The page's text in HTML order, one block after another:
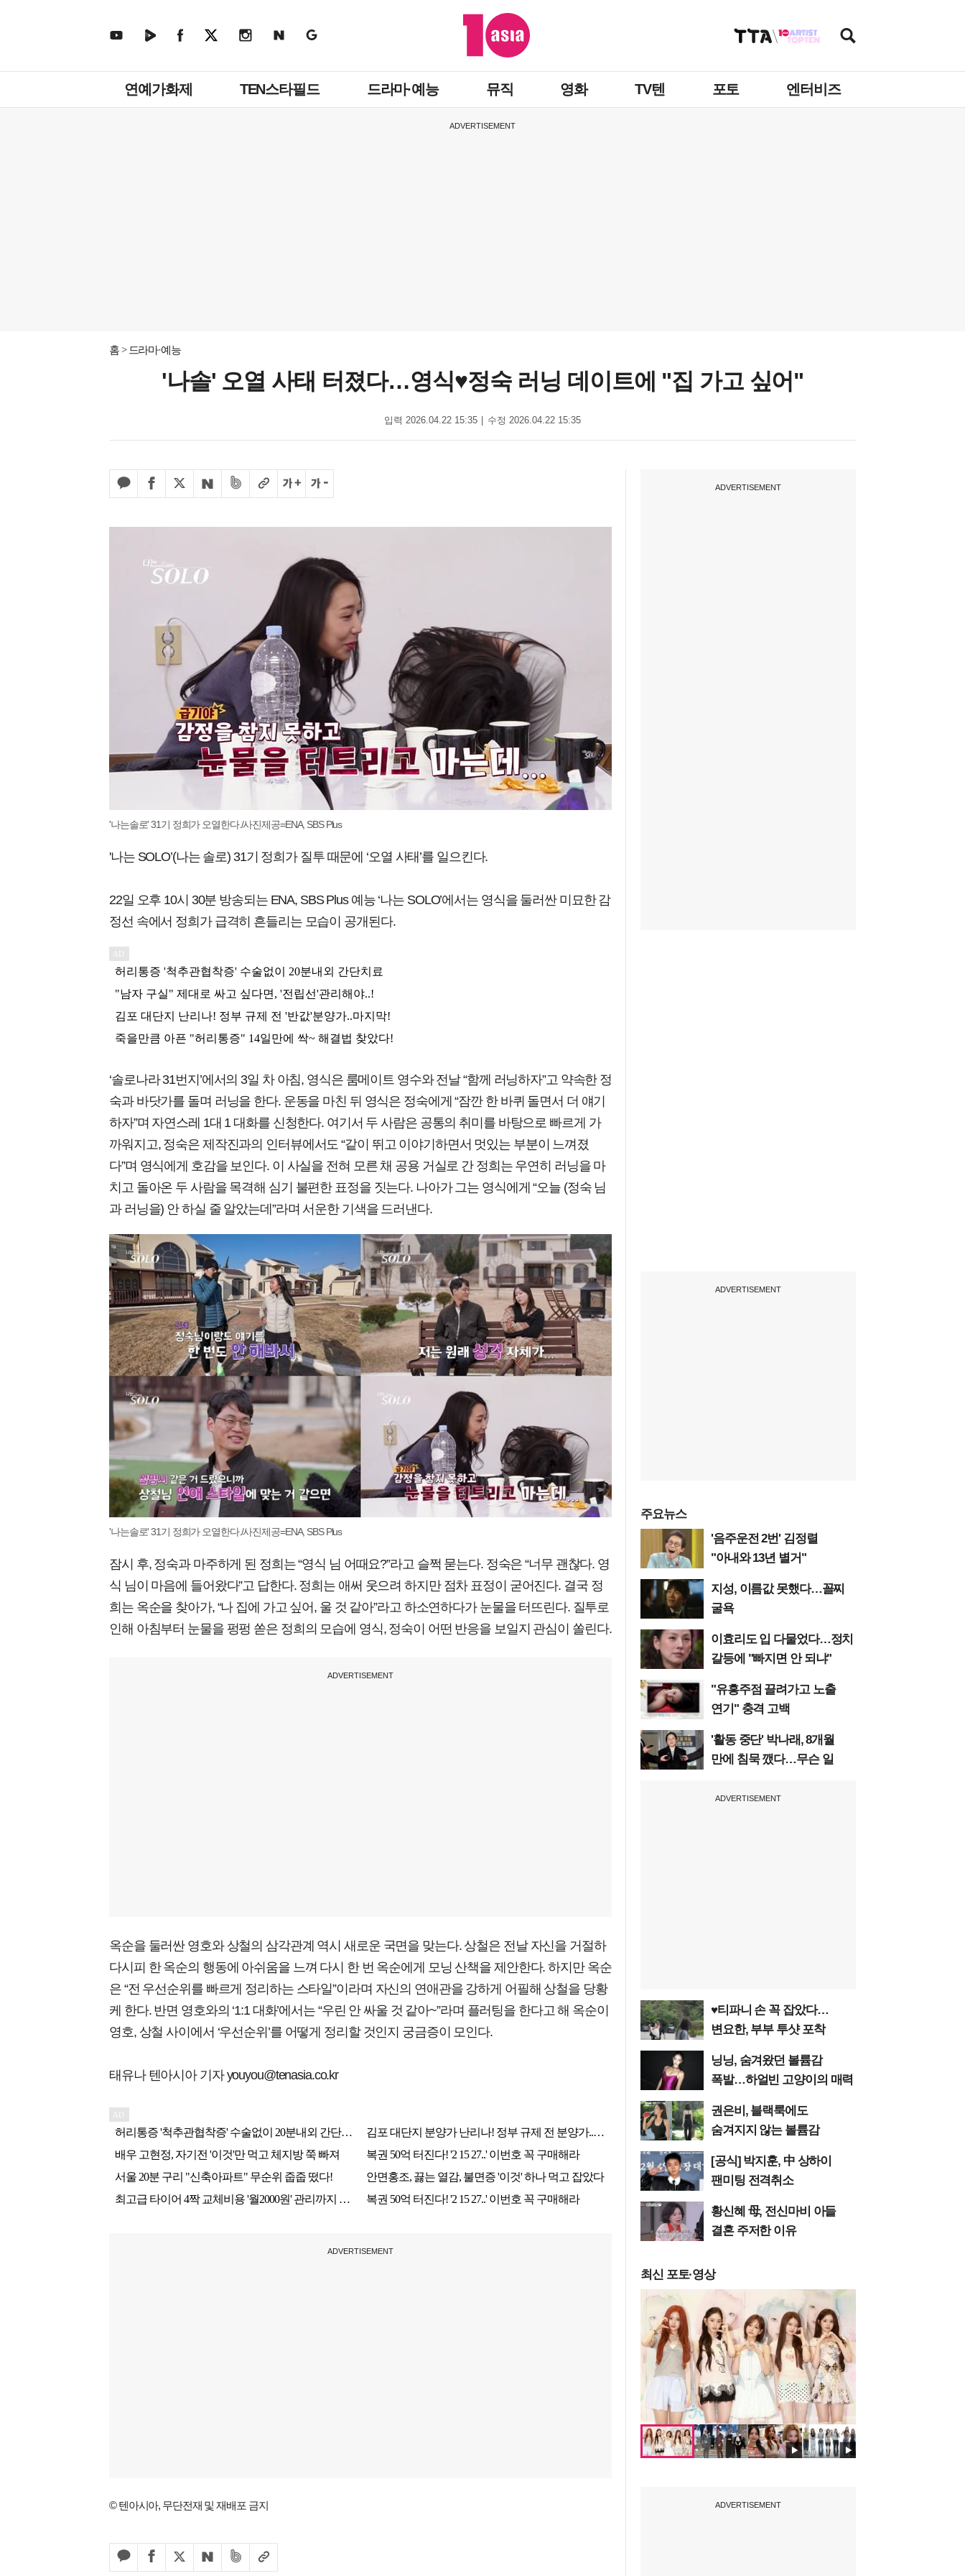
뉴
연예가화제 TEN스타필드 드라마·예능 뮤직 영화 TV텐 포토 엔터비즈
ADVERTISEMENT
홈 드라마·예능
'나솔' 오열 사태 터졌다…영식♥정숙 러닝 데이트에 "집 가고 싶어"
입력 2026.04.22 15:35 수정 2026.04.22 15:35
'나는솔로' 31기 정희가 오열한다./사진제공=ENA, SBS Plus
'나는 SOLO’(나는 솔로) 31기 정희가 질투 때문에 ‘오열 사태’를 일으킨다.
22일 오후 10시 30분 방송되는 ENA, SBS Plus 예능 ‘나는 SOLO’에서는 영식을 둘러싼 미묘한 감
정선 속에서 정희가 급격히 흔들리는 모습이 공개된다.
‘솔로나라 31번지’에서의 3일 차 아침, 영식은 룸메이트 영수와 전날 “함께 러닝하자”고 약속한 정
숙과 바닷가를 돌며 러닝을 한다. 운동을 마친 뒤 영식은 정숙에게 “잠깐 한 바퀴 돌면서 더 얘기
하자”며 자연스레 1대 1 대화를 신청한다. 여기서 두 사람은 공통의 취미를 바탕으로 빠르게 가
까워지고, 정숙은 제작진과의 인터뷰에서도 “같이 뛰고 이야기하면서 멋있는 부분이 느껴졌
다”며 영식에게 호감을 보인다. 이 사실을 전혀 모른 채 공용 거실로 간 정희는 우연히 러닝을 마
치고 돌아온 두 사람을 목격해 심기 불편한 표정을 짓는다. 나아가 그는 영식에게 “오늘 (정숙 님
과 러닝을) 안 하실 줄 알았는데”라며 서운한 기색을 드러낸다.
'나는솔로' 31기 정희가 오열한다./사진제공=ENA, SBS Plus
잠시 후, 정숙과 마주하게 된 정희는 “영식 님 어때요?”라고 슬쩍 묻는다. 정숙은 “너무 괜찮다. 영
식 님이 마음에 들어왔다”고 답한다. 정희는 애써 웃으려 하지만 점차 표정이 굳어진다. 결국 정
희는 옥순을 찾아가, “나 집에 가고 싶어, 울 것 같아”라고 하소연하다가 눈물을 터뜨린다. 질투로
인해 아침부터 눈물을 펑펑 쏟은 정희의 모습에 영식, 정숙이 어떤 반응을 보일지 관심이 쏠린다.
ADVERTISEMENT
옥순을 둘러싼 영호와 상철의 삼각관계 역시 새로운 국면을 맞는다. 상철은 전날 자신을 거절하
다시피 한 옥순의 행동에 아쉬움을 느껴 다시 한 번 옥순에게 모닝 산책을 제안한다. 하지만 옥순
은 “전 우선순위를 빠르게 정리하는 스타일”이라며 자신의 연애관을 강하게 어필해 상철을 당황
케 한다. 반면 영호와의 ‘1:1 대화’에서는 “우린 안 싸울 것 같아~”라며 플러팅을 한다고 해 옥순이
영호, 상철 사이에서 ‘우선순위’를 어떻게 정리할 것인지 궁금증이 모인다.
태유나 텐아시아 기자 youyou@tenasia.co.kr
ADVERTISEMENT
© 텐아시아, 무단전재 및 재배포 금지
ADVERTISEMENT
ADVERTISEMENT
주요뉴스
'음주운전 2번' 김정렬
"아내와 13년 별거"
지성, 이름값 못했다…꼴찌
굴욕
이효리도 입 다물었다…정치
갈등에 "빠지면 안 되냐"
"유흥주점 끌려가고 노출
연기" 충격 고백
'활동 중단' 박나래, 8개월
만에 침묵 깼다…무슨 일
ADVERTISEMENT
♥티파니 손 꼭 잡았다…
변요한, 부부 투샷 포착
닝닝, 숨겨왔던 볼륨감
폭발…하얼빈 고양이의 매력
권은비, 블랙룩에도
숨겨지지 않는 볼륨감
[공식] 박지훈, 中 상하이
팬미팅 전격취소
황신혜 母, 전신마비 아들
결혼 주저한 이유
최신 포토·영상
ADVERTISEMENT